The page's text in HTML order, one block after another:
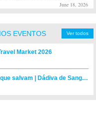
June 18, 2026
Ver todos
EVENTOS
Market 2026
Hotéis que salvam | Dádiva de Sangue